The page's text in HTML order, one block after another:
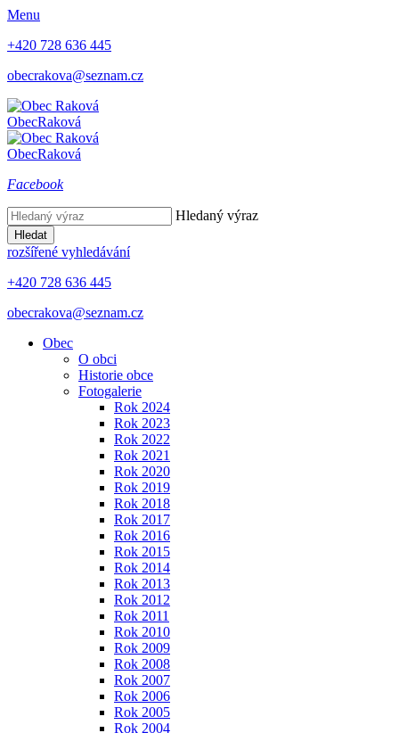
Menu
+420 728 636 445
obecrakova@seznam.cz
ObecRaková
ObecRaková
Facebook
Hledaný výraz
Hledat
rozšířené vyhledávání
+420 728 636 445
obecrakova@seznam.cz
Obec
O obci
Historie obce
Fotogalerie
Rok 2024
Rok 2023
Rok 2022
Rok 2021
Rok 2020
Rok 2019
Rok 2018
Rok 2017
Rok 2016
Rok 2015
Rok 2014
Rok 2013
Rok 2012
Rok 2011
Rok 2010
Rok 2009
Rok 2008
Rok 2007
Rok 2006
Rok 2005
Rok 2004